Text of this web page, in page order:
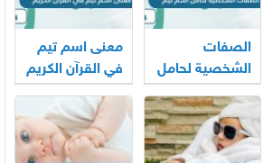
الصفات
الشخصية لحامل
اسم تيم
معنى اسم تيم
في القرآن الكريم